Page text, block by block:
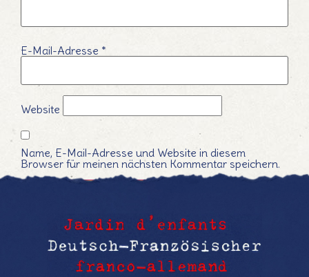
E-Mail-Adresse *
Website
Name, E-Mail-Adresse und Website in diesem
Browser für meinen nächsten Kommentar speichern.